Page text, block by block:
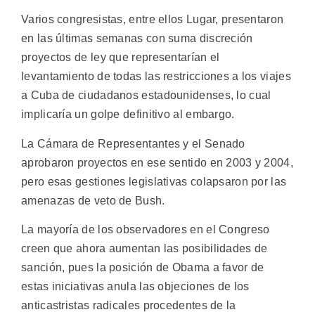
Varios congresistas, entre ellos Lugar, presentaron
en las últimas semanas con suma discreción
proyectos de ley que representarían el
levantamiento de todas las restricciones a los viajes
a Cuba de ciudadanos estadounidenses, lo cual
implicaría un golpe definitivo al embargo.
La Cámara de Representantes y el Senado
aprobaron proyectos en ese sentido en 2003 y 2004,
pero esas gestiones legislativas colapsaron por las
amenazas de veto de Bush.
La mayoría de los observadores en el Congreso
creen que ahora aumentan las posibilidades de
sanción, pues la posición de Obama a favor de
estas iniciativas anula las objeciones de los
anticastristas radicales procedentes de la